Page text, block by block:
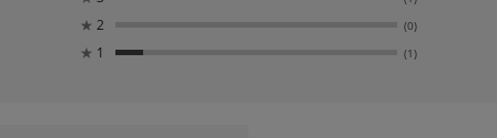
★ 2 (0)
★ 1 (1)